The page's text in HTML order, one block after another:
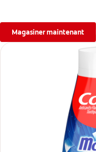
Magasiner maintenant